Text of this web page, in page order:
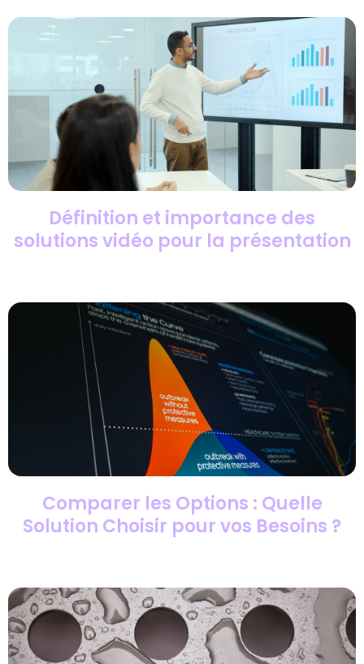
Définition et importance des
solutions vidéo pour la présentation
Comparer les Options : Quelle
Solution Choisir pour vos Besoins ?